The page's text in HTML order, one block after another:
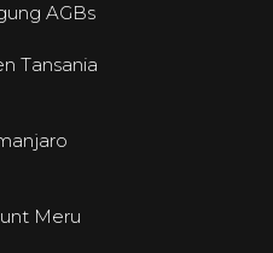
AGBs
Tansania
Meru